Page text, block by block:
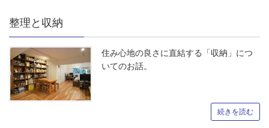
整理と収納
住み心地の良さに直結する「収納」につ
いてのお話。
続きを読む